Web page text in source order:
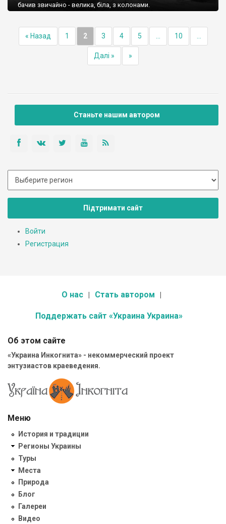
бачив звичайно - велика, біла, з колонами.
« Назад 1 2 3 4 5 10
Далі » »
Станьте нашим автором
Підтримати сайт
Войти
Регистрация
О нас Стать автором
Поддержать сайт «Украина Украина»
Об этом сайте
«Украина Инкогнита» - некоммерческий проект
энтузиастов краеведения.
Меню
История и традиции
Регионы Украины
Туры
Места
Природа
Блог
Галереи
Видео